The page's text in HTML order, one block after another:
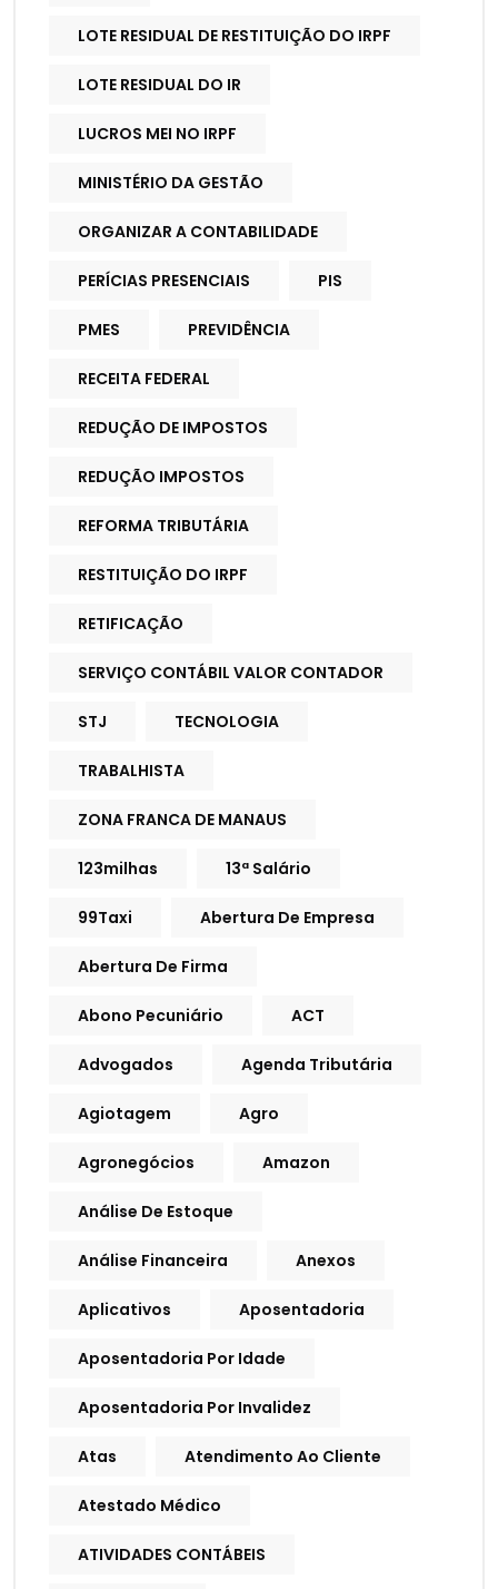
LOTE RESIDUAL DE RESTITUIÇÃO DO IRPF
LOTE RESIDUAL DO IR
LUCROS MEI NO IRPF
MINISTÉRIO DA GESTÃO
ORGANIZAR A CONTABILIDADE
PERÍCIAS PRESENCIAIS PIS
PMES PREVIDÊNCIA
RECEITA FEDERAL
REDUÇÃO DE IMPOSTOS
REDUÇÃO IMPOSTOS
REFORMA TRIBUTÁRIA
RESTITUIÇÃO DO IRPF
RETIFICAÇÃO
SERVIÇO CONTÁBIL VALOR CONTADOR
STJ TECNOLOGIA
TRABALHISTA
ZONA FRANCA DE MANAUS
123milhas 13ª Salário
99Taxi Abertura De Empresa
Abertura De Firma
Abono Pecuniário ACT
Advogados Agenda Tributária
Agiotagem Agro
Agronegócios Amazon
Análise De Estoque
Análise Financeira Anexos
Aplicativos Aposentadoria
Aposentadoria Por Idade
Aposentadoria Por Invalidez
Atas Atendimento Ao Cliente
Atestado Médico
ATIVIDADES CONTÁBEIS